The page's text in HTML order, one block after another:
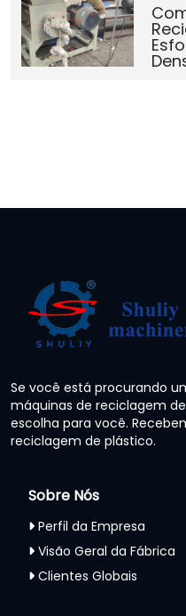
Se você está procurando
máquinas de reciclagem
escolha para você.
reciclagem de plástico.
Sobre Nós
Perfil da Empresa
Visão Geral da Fábrica
Clientes Globais